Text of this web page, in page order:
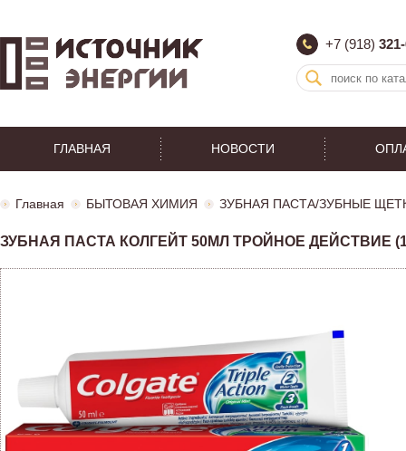
+7 (918)
ГЛАВНАЯ НОВОСТИ
Главная БЫТОВАЯ ХИМИЯ ЗУБНАЯ ПАСТА/ЗУБНЫЕ
ЗУБНАЯ ПАСТА КОЛГЕЙТ 50МЛ ТРОЙНОЕ ДЕЙСТВИЕ